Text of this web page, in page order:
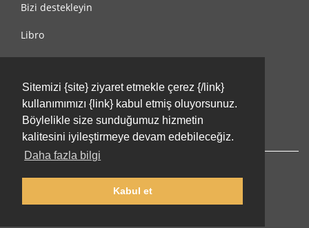
Sitemizi {site} ziyaret etmekle çerez {/link}
kullanımımızı {link} kabul etmiş oluyorsunuz.
Böylelikle size sunduğumuz hizmetin
kalitesini iyileştirmeye devam edebileceğiz.
Daha fazla bilgi
Kabul et
Bizi destekleyin
Libro
Kullanım Koşulları
Bize ulaşın
© 2002-2026 lernu.net |Impressum